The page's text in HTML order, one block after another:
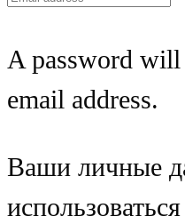
A password
email address.
Ваши личные